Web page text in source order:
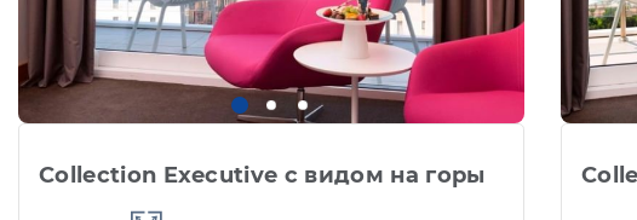
Collection Executive с видом на горы